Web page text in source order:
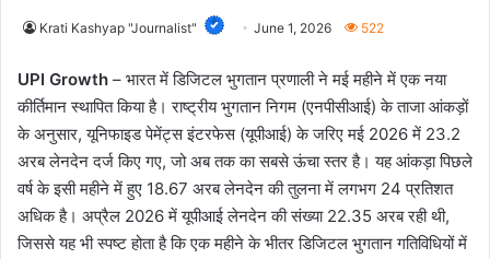
Krati Kashyap "Journalist" June 1, 2026 522
UPI Growth – भारत में डिजिटल भुगतान प्रणाली ने मई महीने में एक नया
कीर्तिमान स्थापित किया है। राष्ट्रीय भुगतान निगम (एनपीसीआई) के ताजा आंकड़ों
के अनुसार, यूनिफाइड पेमेंट्स इंटरफेस (यूपीआई) के जरिए मई 2026 में 23.2
अरब लेनदेन दर्ज किए गए, जो अब तक का सबसे ऊंचा स्तर है। यह आंकड़ा पिछले
वर्ष के इसी महीने में हुए 18.67 अरब लेनदेन की तुलना में लगभग 24 प्रतिशत
अधिक है। अप्रैल 2026 में यूपीआई लेनदेन की संख्या 22.35 अरब रही थी,
जिससे यह भी स्पष्ट होता है कि एक महीने के भीतर डिजिटल भुगतान गतिविधियों में